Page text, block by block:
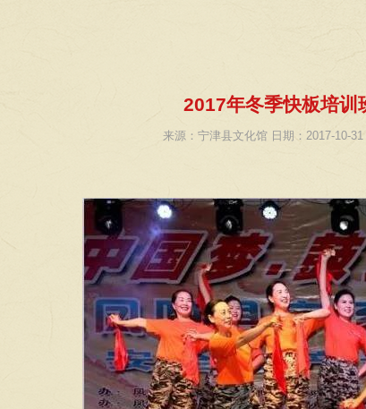
2017年冬季快板培训
来源：宁津县文化馆 日期：2017-10-